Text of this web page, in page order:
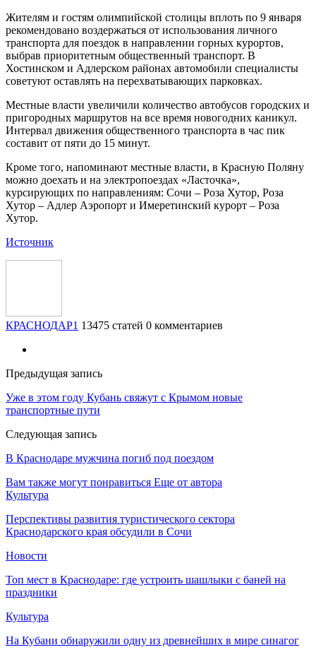
Жителям и гостям олимпийской столицы вплоть по 9 января
рекомендовано воздержаться от использования личного
транспорта для поездок в направлении горных курортов,
выбрав приоритетным общественный транспорт. В
Хостинском и Адлерском районах автомобили специалисты
советуют оставлять на перехватывающих парковках.
Местные власти увеличили количество автобусов городских и
пригородных маршрутов на все время новогодних каникул.
Интервал движения общественного транспорта в час пик
составит от пяти до 15 минут.
Кроме того, напоминают местные власти, в Красную Поляну
можно доехать и на электропоездах «Ласточка»,
курсирующих по направлениям: Сочи – Роза Хутор, Роза
Хутор – Адлер Аэропорт и Имеретинский курорт – Роза
Хутор.
Источник
КРАСНОДАР1 13475 статей 0 комментариев
Предыдущая запись
Уже в этом году Кубань свяжут с Крымом новые
транспортные пути
Следующая запись
В Краснодаре мужчина погиб под поездом
Вам также могут понравиться Еще от автора
Культура
Перспективы развития туристического сектора
Краснодарского края обсудили в Сочи
Новости
Топ мест в Краснодаре: где устроить шашлыки с баней на
праздники
Культура
На Кубани обнаружили одну из древнейших в мире синагог